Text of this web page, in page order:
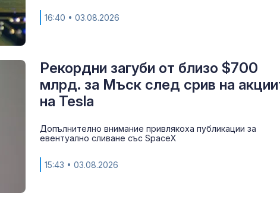
16:40 • 03.08.2026
Рекордни загуби от близо $700
млрд. за Мъск след срив на
на Tesla
Допълнително внимание привлякоха публикации за
евентуално сливане със SpaceX
15:43 • 03.08.2026